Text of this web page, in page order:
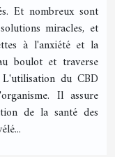
Et nombreux sont
miracles, et
à l'anxiété et la
boulot et traverse
du CBD
Il assure
de la santé des